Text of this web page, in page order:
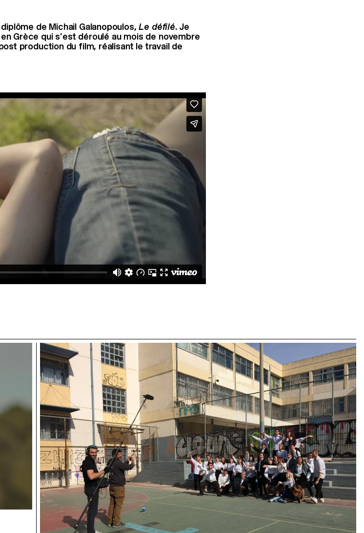
de Michail Galanopoulos, Le défilé. Je
Grèce qui s’est déroulé au mois de novembre
production du film, réalisant le travail de
Stills